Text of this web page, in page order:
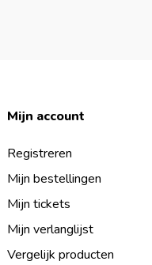
Mijn account
Registreren
Mijn bestellingen
Mijn tickets
Mijn verlanglijst
Vergelijk producten